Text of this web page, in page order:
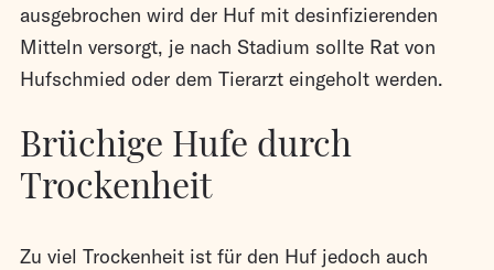
ausgebrochen wird der Huf mit desinfizierenden
Mitteln versorgt, je nach Stadium sollte Rat von
Hufschmied oder dem Tierarzt eingeholt werden.
Brüchige Hufe durch
Trockenheit
Zu viel Trockenheit ist für den Huf jedoch auch